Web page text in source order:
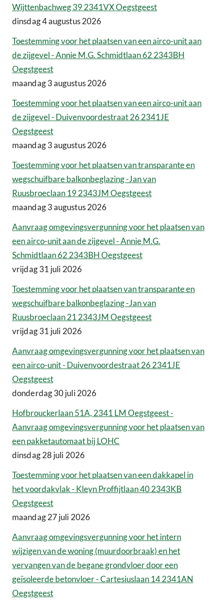
Wijttenbachweg 39 2341VX Oegstgeest
dinsdag 4 augustus 2026
Toestemming voor het plaatsen van een airco-unit aan
de zijgevel - Annie M.G. Schmidtlaan 62 2343BH
Oegstgeest
maandag 3 augustus 2026
Toestemming voor het plaatsen van een airco-unit aan
de zijgevel - Duivenvoordestraat 26 2341JE
Oegstgeest
maandag 3 augustus 2026
Toestemming voor het plaatsen van transparante en
wegschuifbare balkonbeglazing -Jan van
Ruusbroeclaan 19 2343JM Oegstgeest
maandag 3 augustus 2026
Aanvraag omgevingsvergunning voor het plaatsen van
een airco-unit aan de zijgevel - Annie M.G.
Schmidtlaan 62 2343BH Oegstgeest
vrijdag 31 juli 2026
Toestemming voor het plaatsen van transparante en
wegschuifbare balkonbeglazing -Jan van
Ruusbroeclaan 21 2343JM Oegstgeest
vrijdag 31 juli 2026
Aanvraag omgevingsvergunning voor het plaatsen van
een airco-unit - Duivenvoordestraat 26 2341JE
Oegstgeest
donderdag 30 juli 2026
Hofbrouckerlaan 51A, 2341 LM Oegstgeest -
Aanvraag omgevingsvergunning voor het plaatsen van
een pakketautomaat bij LOHC
dinsdag 28 juli 2026
Toestemming voor het plaatsen van een dakkapel in
het voordakvlak - Kleyn Proffijtlaan 40 2343KB
Oegstgeest
maandag 27 juli 2026
Aanvraag omgevingsvergunning voor het intern
wijzigen van de woning (muurdoorbraak) en het
vervangen van de begane grondvloer door een
geïsoleerde betonvloer - Cartesiuslaan 14 2341AN
Oegstgeest